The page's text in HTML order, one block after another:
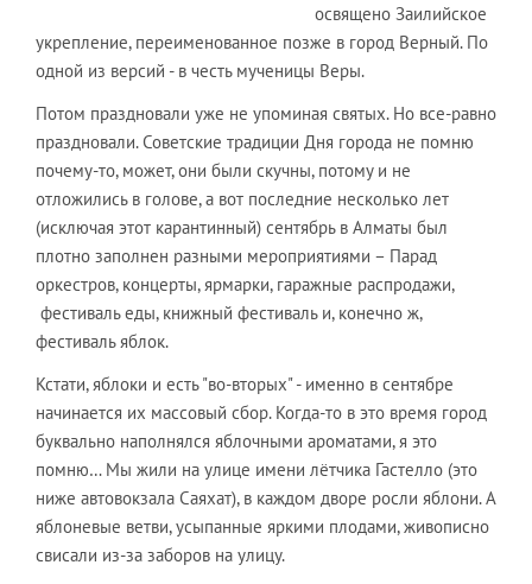
освящено Заилийское
укрепление, переименованное позже в город Верный. По
одной из версий - в честь мученицы Веры.
Потом праздновали уже не упоминая святых. Но все-равно
праздновали. Советские традиции Дня города не помню
почему-то, может, они были скучны, потому и не
отложились в голове, а вот последние несколько лет
(исключая этот карантинный) сентябрь в Алматы был
плотно заполнен разными мероприятиями – Парад
оркестров, концерты, ярмарки, гаражные распродажи,
фестиваль еды, книжный фестиваль и, конечно ж,
фестиваль яблок.
Кстати, яблоки и есть "во-вторых" - именно в сентябре
начинается их массовый сбор. Когда-то в это время город
буквально наполнялся яблочными ароматами, я это
помню… Мы жили на улице имени лётчика Гастелло (это
ниже автовокзала Саяхат), в каждом дворе росли яблони. А
яблоневые ветви, усыпанные яркими плодами, живописно
свисали из-за заборов на улицу.